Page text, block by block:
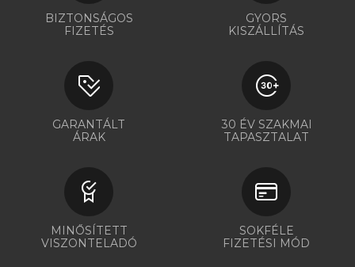
BIZTONSÁGOS
FIZETÉS
GYORS
KISZÁLLÍTÁS
GARANTÁLT
ÁRAK
30 ÉV SZAKMAI
TAPASZTALAT
MINŐSÍTETT
VISZONTELADÓ
SOKFÉLE
FIZETÉSI MÓD